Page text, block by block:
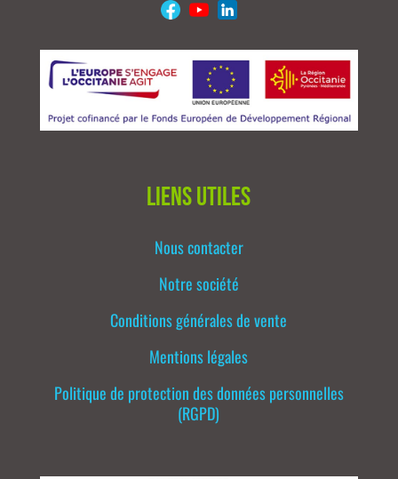
Liens utiles
Nous contacter
Notre société
Conditions générales de vente
Mentions légales
Politique de protection des données personnelles
(RGPD)